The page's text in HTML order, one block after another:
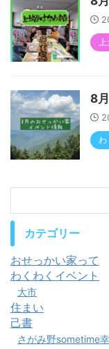
上
8
わ
カテゴリー
おせっかい家って
わくわくイベント
大市
住まい
己書
さがみ野sometime